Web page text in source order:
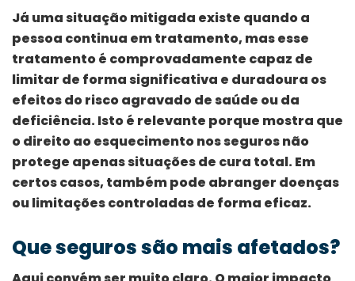
Já uma situação mitigada existe quando a
pessoa continua em tratamento, mas esse
tratamento é comprovadamente capaz de
limitar de forma significativa e duradoura os
efeitos do risco agravado de saúde ou da
deficiência. Isto é relevante porque mostra que
o direito ao esquecimento nos seguros não
protege apenas situações de cura total. Em
certos casos, também pode abranger doenças
ou limitações controladas de forma eficaz.
Que seguros são mais afetados?